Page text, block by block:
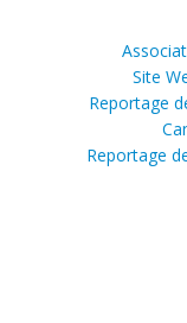
Site
Reportage
Reportage